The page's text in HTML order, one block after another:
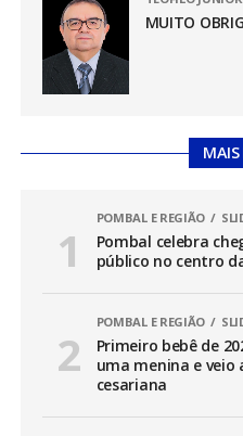
MUITO
MAIS
POMBAL E REGIÃO
Pombal celebra
público no centro
POMBAL E REGIÃO
Primeiro bebê de
uma menina e
cesariana